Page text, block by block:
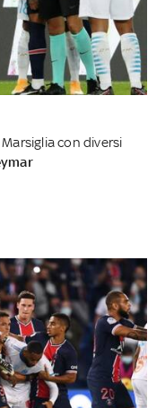
con diversi